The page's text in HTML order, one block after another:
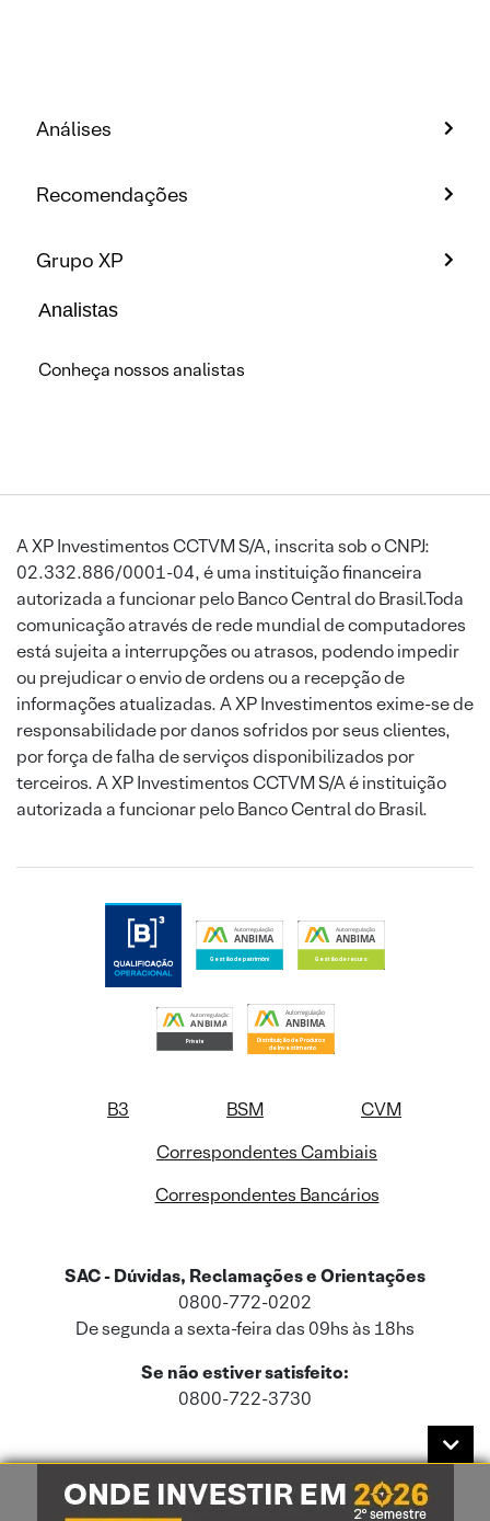
Análises
Recomendações
Grupo XP
Analistas
Conheça nossos analistas
A XP Investimentos CCTVM S/A, inscrita sob o CNPJ:
02.332.886/0001-04, é uma instituição financeira
autorizada a funcionar pelo Banco Central do Brasil.Toda
comunicação através de rede mundial de computadores
está sujeita a interrupções ou atrasos, podendo impedir
ou prejudicar o envio de ordens ou a recepção de
informações atualizadas. A XP Investimentos exime-se de
responsabilidade por danos sofridos por seus clientes,
por força de falha de serviços disponibilizados por
terceiros. A XP Investimentos CCTVM S/A é instituição
autorizada a funcionar pelo Banco Central do Brasil.
B3 BSM
CVM
Correspondentes Cambiais
Correspondentes Bancários
SAC - Dúvidas, Reclamações e Orientações
0800-772-0202
De segunda a sexta-feira das 09hs às 18hs
Se não estiver satisfeito:
0800-722-3730
Este site usa cookies e dados pessoais de acordo com a nossaPolítica de
Cookies
e a nossaPolítica de Privacidade.